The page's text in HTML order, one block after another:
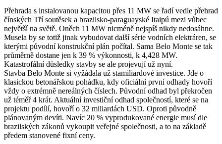
Přehrada s instalovanou kapacitou přes 11 MW se řadí vedle přehrad
čínských Tří soutěsek a brazilsko-paraguayské Itaipú mezi vůbec
největší na světě. Oněch 11 MW nicméně nejspíš nikdy nedosáhne.
Musela by se totiž jinak vybudovat další série vodních elektráren, se
kterými původní konstrukční plán počítal. Sama Belo Monte se tak
průměrně dostane jen k 39 % výkonnosti, k 4,428 MW.
Katastrofální důsledky stavby se ale projevují už nyní.
Stavba Belo Monte si vyžádala už stamiliardové investice. Jde o
klasickou betonářskou pohádku, kdy oficiální první odhady hovoří
vždy o extrémně nereálných číslech. Původní odhad byl překročen
už téměř 4 krát. Aktuální investiční odhad společností, které se na
projektu podílí, hovoří o 32 miliardách USD. Oproti původně
plánovaným devíti. Navíc 20 % vyprodukované energie musí dle
brazilských zákonů vykoupit veřejné společnosti, a to na základě
předem stanovené fixní ceny.